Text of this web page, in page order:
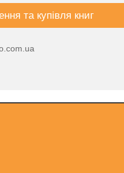
та купівля книг